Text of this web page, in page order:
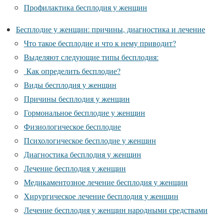
Профилактика бесплодия у женщин
Бесплодие у женщин: причины, диагностика и лечение
Что такое бесплодие и что к нему приводит?
Выделяют следующие типы бесплодия:
Как определить бесплодие?
Виды бесплодия у женщин
Причины бесплодия у женщин
Гормональное бесплодие у женщин
Физиологическое бесплодие
Психологическое бесплодие у женщин
Диагностика бесплодия у женщин
Лечение бесплодия у женщин
Медикаментозное лечение бесплодия у женщин
Хирургическое лечение бесплодия у женщин
Лечение бесплодия у женщин народными средствами